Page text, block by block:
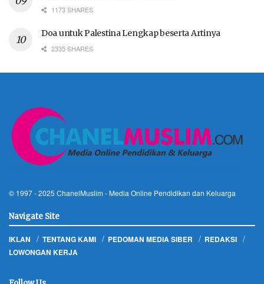
1173 SHARES
Doa untuk Palestina Lengkap beserta Artinya
2335 SHARES
© 1997 - 2025 ChanelMuslim - Media Online Pendidikan dan Keluarga
Navigate Site
IKLAN TENTANG KAMI PEDOMAN MEDIA SIBER
REDAKSI
LOWONGAN KERJA